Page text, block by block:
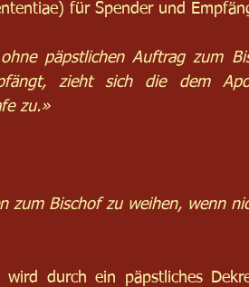
für Spender und
päpstlichen Auftrag zum
zieht sich die dem
zu.»
zum Bischof zu weihen, wenn
wird durch ein päpstliches